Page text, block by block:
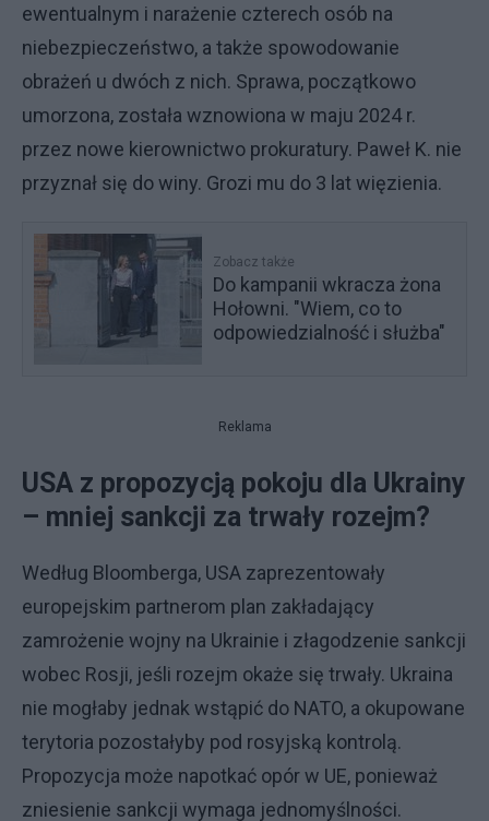
ewentualnym i narażenie czterech osób na
niebezpieczeństwo, a także spowodowanie
obrażeń u dwóch z nich. Sprawa, początkowo
umorzona, została wznowiona w maju 2024 r.
przez nowe kierownictwo prokuratury. Paweł K. nie
przyznał się do winy. Grozi mu do 3 lat więzienia.
Zobacz także
Do kampanii wkracza żona
Hołowni. "Wiem, co to
odpowiedzialność i służba"
Reklama
USA z propozycją pokoju dla Ukrainy
– mniej sankcji za trwały rozejm?
Według Bloomberga, USA zaprezentowały
europejskim partnerom plan zakładający
zamrożenie wojny na Ukrainie i złagodzenie sankcji
wobec Rosji, jeśli rozejm okaże się trwały. Ukraina
nie mogłaby jednak wstąpić do NATO, a okupowane
terytoria pozostałyby pod rosyjską kontrolą.
Propozycja może napotkać opór w UE, ponieważ
zniesienie sankcji wymaga jednomyślności.